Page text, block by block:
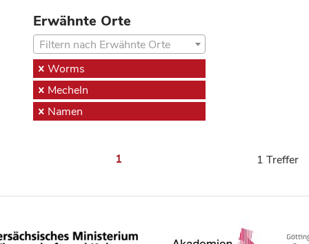
Erwähnte Orte
Filtern nach Erwähnte Orte
Worms
Mecheln
Namen
1 1 Treffer